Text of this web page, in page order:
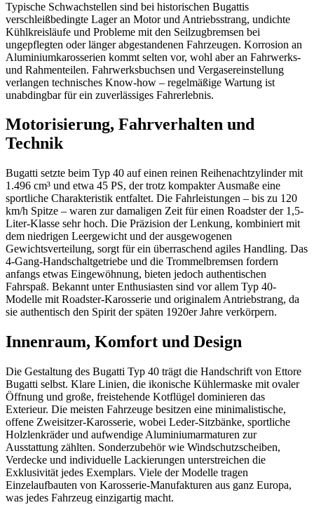
Typische Schwachstellen sind bei historischen Bugattis
verschleißbedingte Lager an Motor und Antriebsstrang, undichte
Kühlkreisläufe und Probleme mit den Seilzugbremsen bei
ungepflegten oder länger abgestandenen Fahrzeugen. Korrosion an
Aluminiumkarosserien kommt selten vor, wohl aber an Fahrwerks-
und Rahmenteilen. Fahrwerksbuchsen und Vergasereinstellung
verlangen technisches Know-how – regelmäßige Wartung ist
unabdingbar für ein zuverlässiges Fahrerlebnis.
Motorisierung, Fahrverhalten und
Technik
Bugatti setzte beim Typ 40 auf einen reinen Reihenachtzylinder mit
1.496 cm³ und etwa 45 PS, der trotz kompakter Ausmaße eine
sportliche Charakteristik entfaltet. Die Fahrleistungen – bis zu 120
km/h Spitze – waren zur damaligen Zeit für einen Roadster der 1,5-
Liter-Klasse sehr hoch. Die Präzision der Lenkung, kombiniert mit
dem niedrigen Leergewicht und der ausgewogenen
Gewichtsverteilung, sorgt für ein überraschend agiles Handling. Das
4-Gang-Handschaltgetriebe und die Trommelbremsen fordern
anfangs etwas Eingewöhnung, bieten jedoch authentischen
Fahrspaß. Bekannt unter Enthusiasten sind vor allem Typ 40-
Modelle mit Roadster-Karosserie und originalem Antriebstrang, da
sie authentisch den Spirit der späten 1920er Jahre verkörpern.
Innenraum, Komfort und Design
Die Gestaltung des Bugatti Typ 40 trägt die Handschrift von Ettore
Bugatti selbst. Klare Linien, die ikonische Kühlermaske mit ovaler
Öffnung und große, freistehende Kotflügel dominieren das
Exterieur. Die meisten Fahrzeuge besitzen eine minimalistische,
offene Zweisitzer-Karosserie, wobei Leder-Sitzbänke, sportliche
Holzlenkräder und aufwendige Aluminiumarmaturen zur
Ausstattung zählten. Sonderzubehör wie Windschutzscheiben,
Verdecke und individuelle Lackierungen unterstreichen die
Exklusivität jedes Exemplars. Viele der Modelle tragen
Einzelaufbauten von Karosserie-Manufakturen aus ganz Europa,
was jedes Fahrzeug einzigartig macht.